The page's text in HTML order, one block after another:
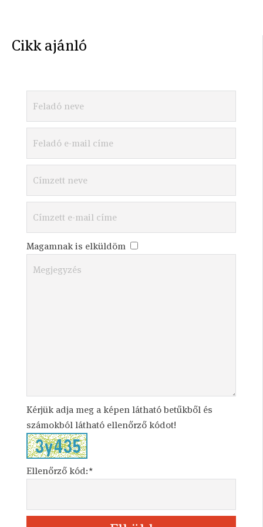
Cikk ajánló
Magamnak is elküldöm
Kérjük adja meg a képen látható betűkből és
számokból látható ellenőrző kódot!
Ellenőrző kód:*